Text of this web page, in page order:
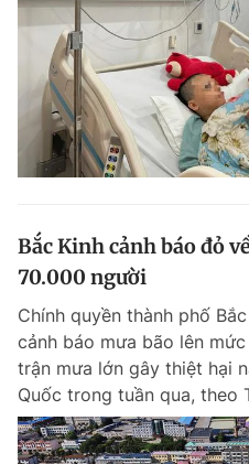
Bắc Kinh cảnh báo đỏ
70.000 người
Chính quyền thành phố
cảnh báo mưa bão lên
trận mưa lớn gây thiệt hại
Quốc trong tuần qua, theo